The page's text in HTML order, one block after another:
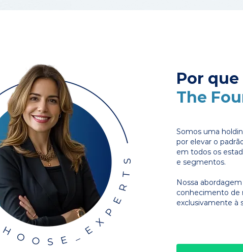
Por
The
Somos uma
por elevar o
em todos os
e segmentos.
Nossa
conhecimento de
exclusivamente à